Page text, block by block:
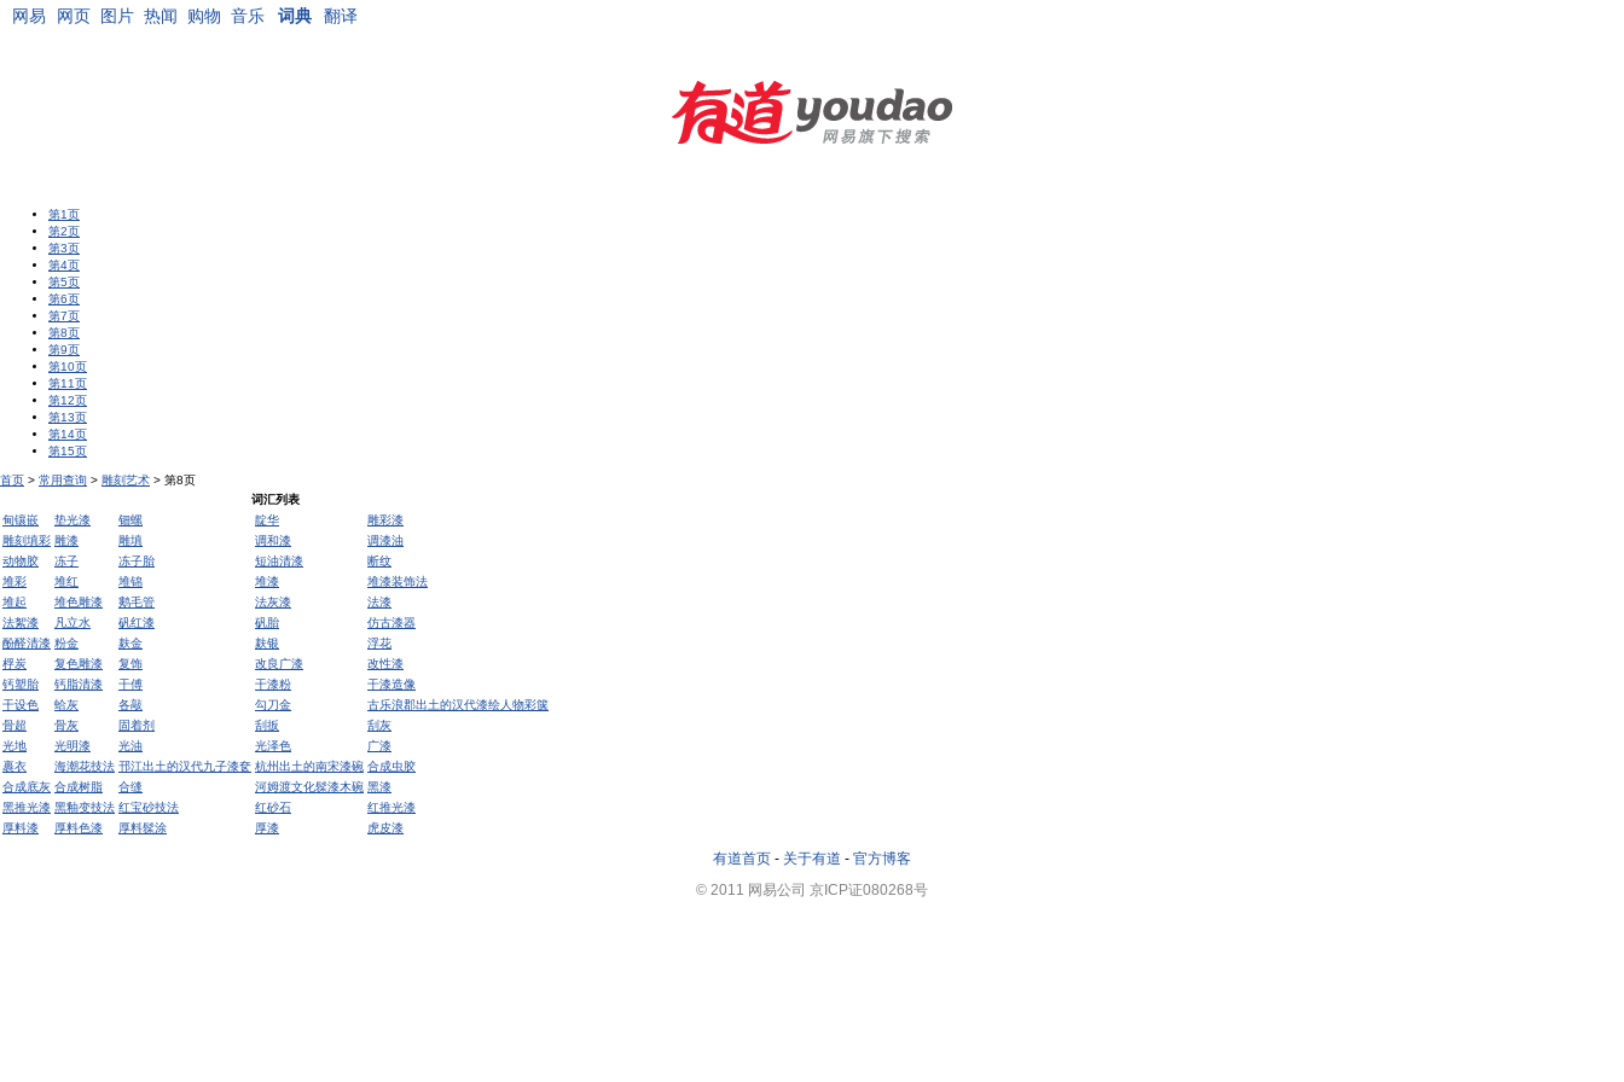
网易 网页 图片 热闻 购物 音乐 词典 翻译
第1页
第2页
第3页
第4页
第5页
第6页
第7页
第8页
第9页
第10页
第11页
第12页
第13页
第14页
第15页
首页 > 常用查询 > 雕刻艺术 > 第8页
词汇列表
甸镶嵌
垫光漆 钿螺 靛华
雕彩漆
雕刻填彩 雕漆 雕填 调和漆
调漆油
动物胶
冻子 冻子胎 短油清漆
断纹
堆彩
堆红 堆锦 堆漆
堆漆装饰法
堆起
堆色雕漆 鹅毛管 法灰漆
法漆
法絮漆
凡立水 矾红漆 矾胎
仿古漆器
酚醛清漆 粉金 麸金 麸银
浮花
桴炭
复色雕漆 复饰 改良广漆
改性漆
钙塑胎
钙脂清漆 干傅 干漆粉
干漆造像
干设色
蛤灰 各敲 勾刀金
古乐浪郡出土的汉代漆绘人物彩箧
骨超
骨灰 固着剂 刮扳
刮灰
光地
光明漆 光油 光泽色
广漆
裹衣
海潮花技法 邗江出土的汉代九子漆奁 杭州出土的南宋漆碗 合成虫胶
合成底灰 合成树脂 合缝 河姆渡文化髹漆木碗 黑漆
黑推光漆 黑釉变技法 红宝砂技法 红砂石
红推光漆
厚料漆
厚料色漆 厚料髹涂 厚漆 虎皮漆
有道首页 - 关于有道 - 官方博客
© 2011 网易公司 京ICP证080268号